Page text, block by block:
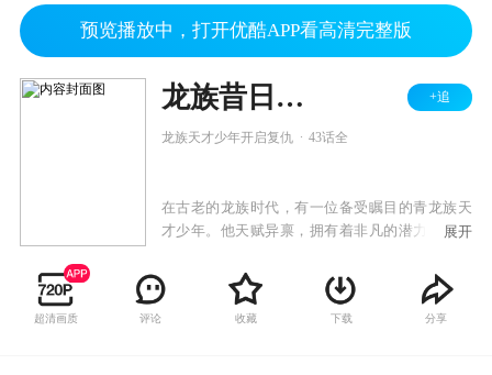
预览播放中，打开优酷APP看高清完整版
龙族昔日风云 +追
龙族天才少年开启复仇 43话全
在古老的龙族时代，有一位备受瞩目的青龙族天
才少年。他天赋异禀，拥有着非凡的潜力，被誉
运多舛，他的未婚妻因贪图他体内的青龙之力，
竟狠心捏碎了他的龙珠。失去力量的他，陷入了
无尽的绝望之中。但是，他没有沉沦，而是坚定
展开
超清画质 评论 收藏 下载 分享